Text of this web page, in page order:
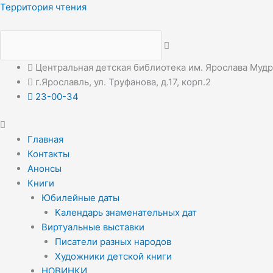
Перейти
Территория чтения
Центральная детская библиотека им. Ярослава
г.Ярославль, ул. Труфанова, д.17, корп.2
23-00-34
Меню
Главная
Контакты
Анонсы
Книги
Юбилейные даты
Календарь знаменательных дат
Виртуальные выставки
Писатели разных народов
Художники детской книги
Меню